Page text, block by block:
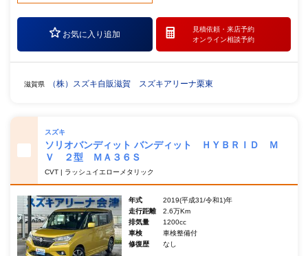
お気に入り追加
見積依頼・ 来店予約
オンライン相談予約
滋賀県 （株）スズキ自販滋賀 スズキアリーナ栗東
スズキ
ソリオバンディット バンディット ＨＹＢＲＩＤ Ｍ
Ｖ ２型 ＭＡ３６Ｓ
CVT | ラッシュイエローメタリック
年式
2019(平成31/令和1)年
走行距離
2.6万Km
排気量
1200cc
車検
車検整備付
修復歴
なし